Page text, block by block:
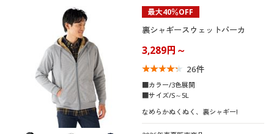
最大40％OFF
裏シャギースウェットパーカ
3,289円～
26件
■カラー/3色展開
■サイズ/S～5L
なめらかぬくぬく、裏シャギー!